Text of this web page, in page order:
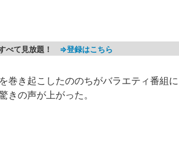
べて見放題！ ⇒登録はこちら
巻き起こしたののちがバラエティ番組に
きの声が上がった。